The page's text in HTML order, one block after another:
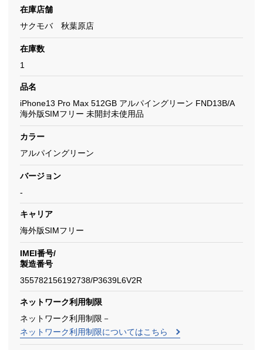
在庫店舗
サクモバ 秋葉原店
在庫数
1
品名
iPhone13 Pro Max 512GB アルパイングリーン FND13B/A
海外版SIMフリー 未開封未使用品
カラー
アルパイングリーン
バージョン
-
キャリア
海外版SIMフリー
IMEI番号/
製造番号
355782156192738/P3639L6V2R
ネットワーク利用制限
ネットワーク利用制限－
ネットワーク利用制限についてはこちら